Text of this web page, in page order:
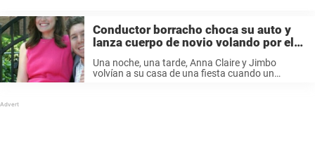
Conductor borracho choca su auto y
lanza cuerpo de novio volando por el
techo – en el hospital le dan noticias
sobre su novia
Una noche, una tarde, Anna Claire y Jimbo
volvían a su casa de una fiesta cuando un